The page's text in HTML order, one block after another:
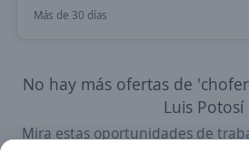
Más de 30 días
No hay más ofertas de
Luis Potosí
Mira estas oportunidades de